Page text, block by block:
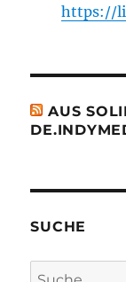
https://
AUS
SUCHE
Suche